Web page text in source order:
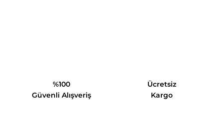
%100
Güvenli Alışveriş
Ücretsiz
Kargo